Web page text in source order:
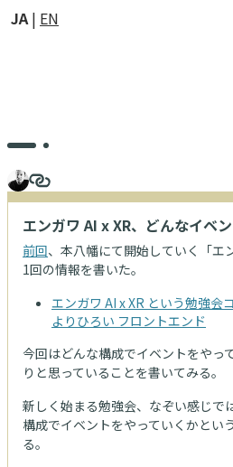
JA EN
エンガワ AI x XR、どんなイベ
前回、本八幡にて開始していく「エ
1回の情報を書いた。
エンガワ AI x XR という勉強会
よりひろい フロントエンド
今回はどんな構成でイベントをやっ
りと思っていることを書いてみる。
新しく始まる勉強会、なぞい感じで
構成でイベントをやっていくかとい
る。